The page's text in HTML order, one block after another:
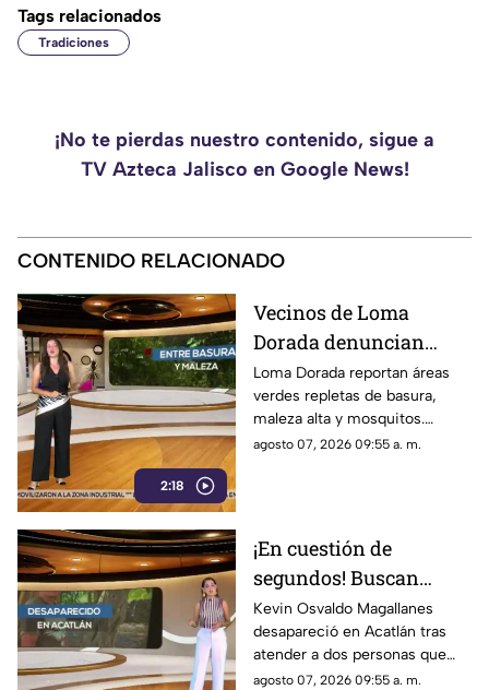
Tags relacionados
Tradiciones
¡No te pierdas nuestro contenido, sigue a
TV Azteca Jalisco en Google News!
CONTENIDO RELACIONADO
2:18
Vecinos de Loma
Dorada denuncian
abandono total de
áreas verdes
Loma Dorada reportan áreas
verdes repletas de basura,
maleza alta y mosquitos.
Exigen atención inmediata a
agosto 07, 2026 09:55 a. m.
¡En cuestión de
segundos! Buscan
desesperadamente a
Kevin Osvaldo
Magallanes
Kevin Osvaldo Magallanes
desapareció en Acatlán tras
atender a dos personas que
pidieron hablar con él.
agosto 07, 2026 09:55 a. m.